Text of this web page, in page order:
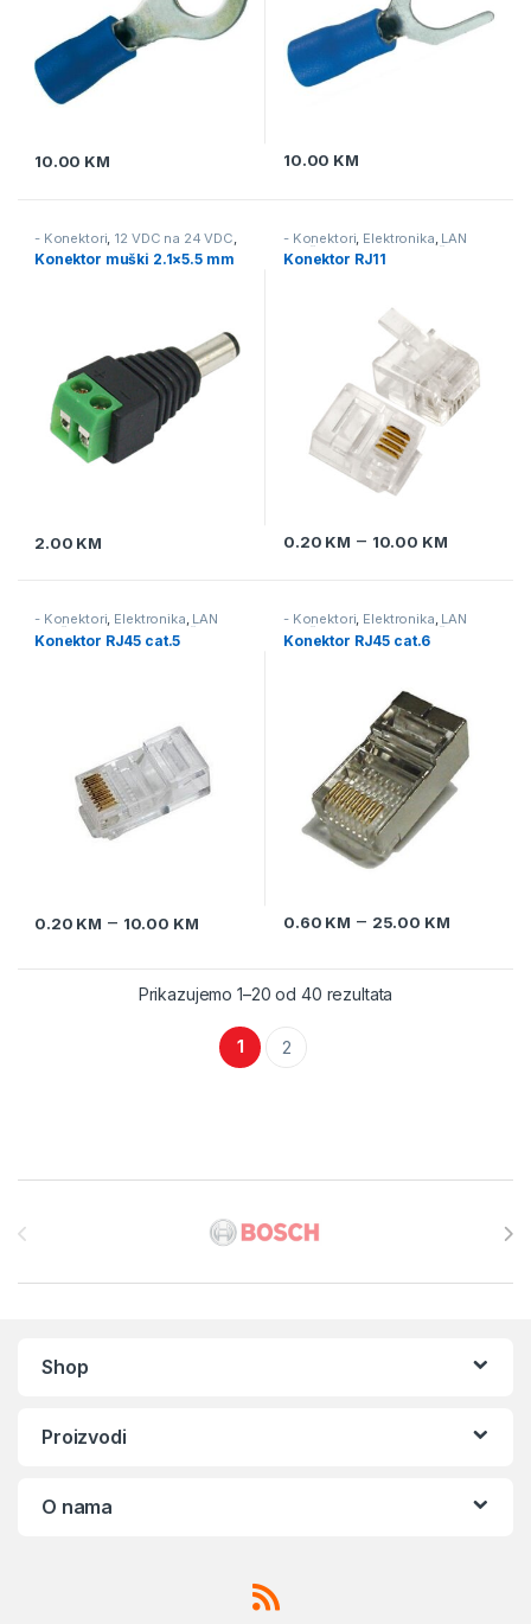
10.00 KM 10.00 KM
- Konektori 12 VDC na 24 VDC
230 VAC na 12 VDC 230 VAC na
24 VDC,230 VAC na 5 VDC,24
Konektor muški 2.1×5.5 mm
2.00 KM
- Konektori Elektronika LAN
mreža & telefonska mreža
Konektor RJ11
0.20 KM – 10.00 KM
- Konektori, Elektronika, LAN
mreža & telefonska mreža
Konektor RJ45 cat.5
0.20 KM – 10.00 KM
- Konektori, Elektronika, LAN
mreža & telefonska mreža
Konektor RJ45 cat.6
0.60 KM – 25.00 KM
Prikazujemo 1–20 od 40 rezultata
1 2
Shop
Proizvodi
O nama